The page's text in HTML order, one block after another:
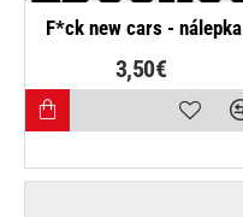
F*ck new cars - nálepka
3,50€